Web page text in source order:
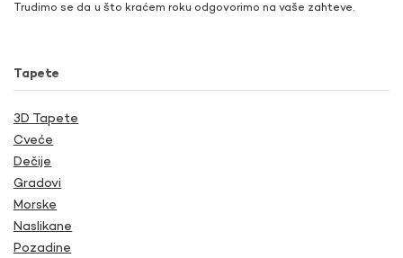
Trudimo se da u što kraćem roku odgovorimo na vaše zahteve.
Tapete
3D Tapete
Cveće
Dečije
Gradovi
Morske
Naslikane
Pozadine